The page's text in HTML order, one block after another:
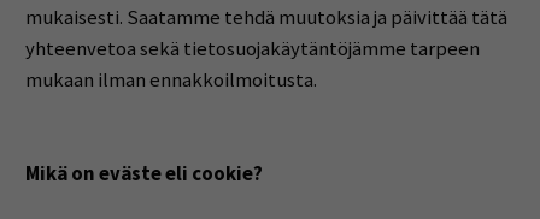
mukaisesti. Saatamme tehdä muutoksia ja päivittää tätä
yhteenvetoa sekä tietosuojakäytäntöjämme tarpeen
mukaan ilman ennakkoilmoitusta.
Mikä on eväste eli cookie?